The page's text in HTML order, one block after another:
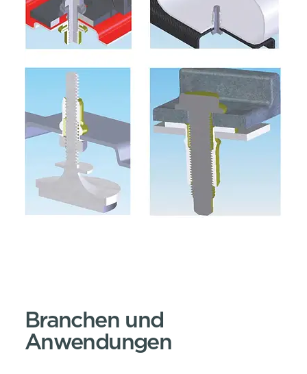
Branchen und
Anwendungen